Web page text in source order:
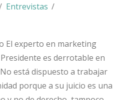
Entrevistas
El experto en marketing
es derrotable en
está dispuesto a trabajar
porque a su juicio es una